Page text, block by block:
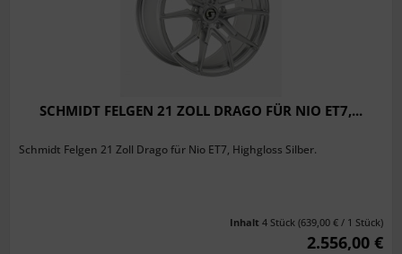
SCHMIDT FELGEN 21 ZOLL DRAGO FÜR NIO ET7,...
Schmidt Felgen 21 Zoll Drago für Nio ET7, Highgloss Silber.
Inhalt 4 Stück (639,00 € / 1 Stück)
2.556,00 €